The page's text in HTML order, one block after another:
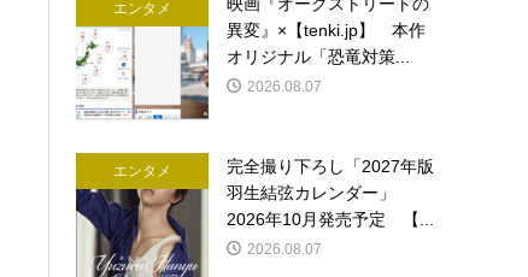
エンタメ
映画『オークストリートの
異変』×【tenki.jp】 本作
オリジナル「恐竜対策...
2026.08.07
エンタメ
完全撮り下ろし「2027年版
羽生結弦カレンダー」
2026年10月発売予定 【...
2026.08.07